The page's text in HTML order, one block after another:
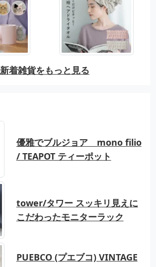
新着雑貨をもっと見る
優雅でブルジョア mono filio
/ TEAPOT ティーポット
tower/タワー スッキリ見えに
こだわったモニターラック
PUEBCO (プエブコ) VINTAGE